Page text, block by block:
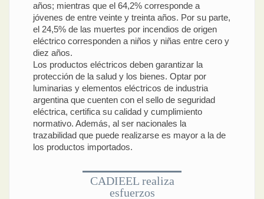
años; mientras que el 64,2% corresponde a
jóvenes de entre veinte y treinta años. Por su parte,
el 24,5% de las muertes por incendios de origen
eléctrico corresponden a niños y niñas entre cero y
diez años.
Los productos eléctricos deben garantizar la
protección de la salud y los bienes. Optar por
luminarias y elementos eléctricos de industria
argentina que cuenten con el sello de seguridad
eléctrica, certifica su calidad y cumplimiento
normativo. Además, al ser nacionales la
trazabilidad que puede realizarse es mayor a la de
los productos importados.
CADIEEL realiza
esfuerzos